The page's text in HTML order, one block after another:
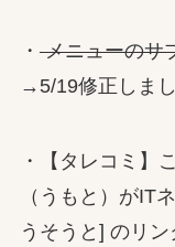
・ メニューのサ
→5/19修正しま
・【タレコミ】
（うもと）がIT
うそうと] のリン